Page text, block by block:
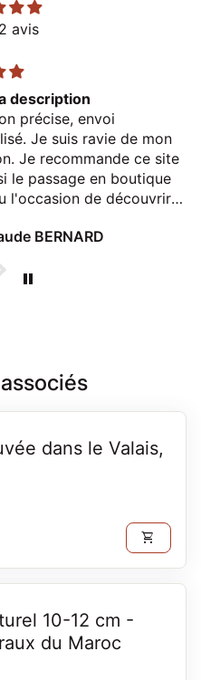
avis
description
précise, envoi
Je suis ravie de mon
Je recommande ce site
le passage en boutique
l'occasion de découvrir
BERNARD
dans le Valais,
shopping_cart
10-12 cm -
du Maroc